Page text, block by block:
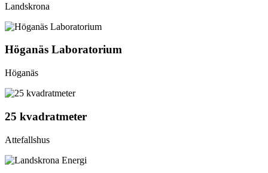
Landskrona
Höganäs Laboratorium
Höganäs
25 kvadratmeter
Attefallshus